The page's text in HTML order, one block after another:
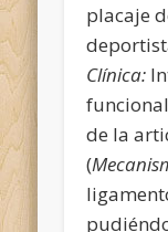
placaje
Clínica:
de la
(